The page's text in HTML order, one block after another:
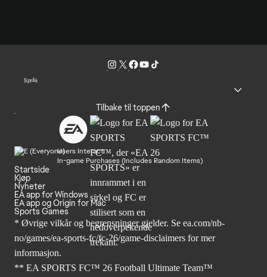
Språk
Tilbake til toppen
Users Interact
In-game Purchases (Includes Random Items)
Startside
Kjøp
Nyheter
EA app for Windows
EA app og Origin for Mac
Sports Games
* Øvrige vilkår og begrensninger gjelder. Se ea.com/nb-
no/games/ea-sports-fc/fc-26/game-disclaimers for mer
informasjon.
** EA SPORTS FC™ 26 Football Ultimate Team™